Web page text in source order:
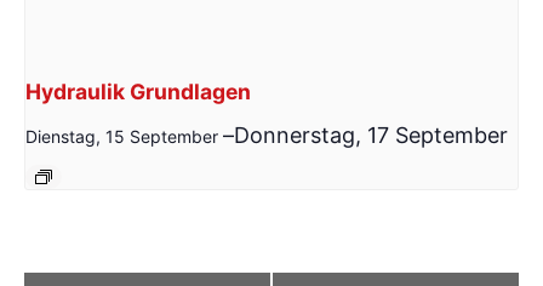
Hydraulik Grundlagen
Dienstag, 15 September –Donnerstag, 17 September